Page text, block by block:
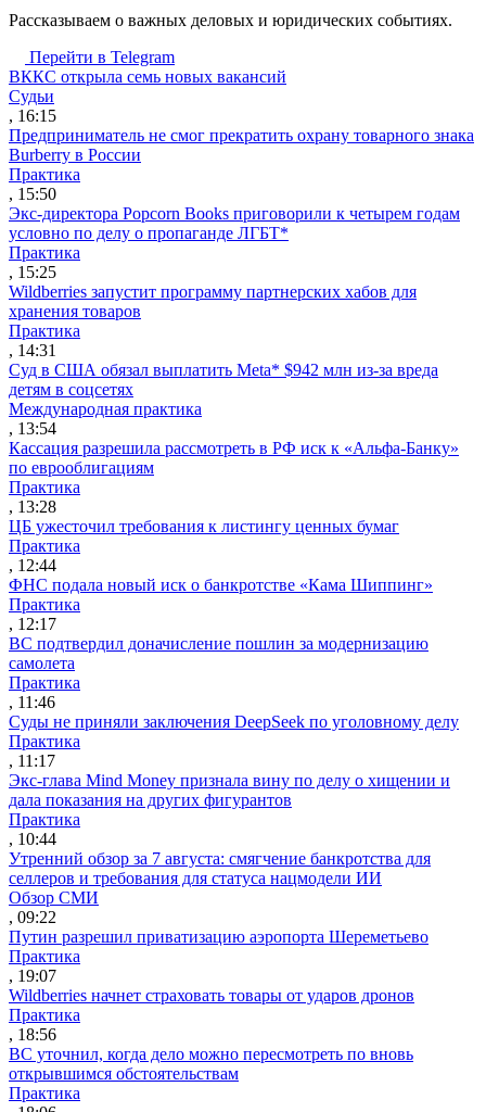
Рассказываем о важных деловых и юридических событиях.
Перейти в Telegram
ВККС открыла семь новых вакансий
Судьи
, 16:15
Предприниматель не смог прекратить охрану товарного знака
Burberry в России
Практика
, 15:50
Экс-директора Popcorn Books приговорили к четырем годам
условно по делу о пропаганде ЛГБТ*
Практика
, 15:25
Wildberries запустит программу партнерских хабов для
хранения товаров
Практика
, 14:31
Суд в США обязал выплатить Meta* $942 млн из-за вреда
детям в соцсетях
Международная практика
, 13:54
Кассация разрешила рассмотреть в РФ иск к «Альфа-Банку»
по еврооблигациям
Практика
, 13:28
ЦБ ужесточил требования к листингу ценных бумаг
Практика
, 12:44
ФНС подала новый иск о банкротстве «Кама Шиппинг»
Практика
, 12:17
ВС подтвердил доначисление пошлин за модернизацию
самолета
Практика
, 11:46
Суды не приняли заключения DeepSeek по уголовному делу
Практика
, 11:17
Экс-глава Mind Money признала вину по делу о хищении и
дала показания на других фигурантов
Практика
, 10:44
Утренний обзор за 7 августа: смягчение банкротства для
селлеров и требования для статуса нацмодели ИИ
Обзор СМИ
, 09:22
Путин разрешил приватизацию аэропорта Шереметьево
Практика
, 19:07
Wildberries начнет страховать товары от ударов дронов
Практика
, 18:56
ВС уточнил, когда дело можно пересмотреть по вновь
открывшимся обстоятельствам
Практика